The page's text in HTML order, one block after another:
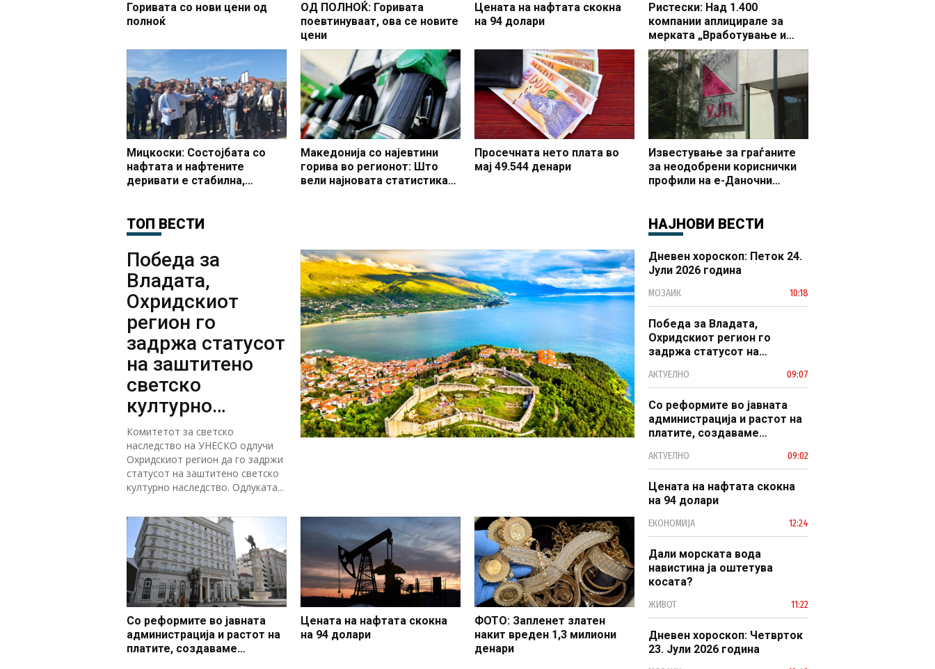
Горивата со нови цени од
полноќ
ОД ПОЛНОЌ: Горивата
поевтинуваат, ова се новите
цени
Мицкоски: Состојбата со
нафтата и нафтените
деривати е стабилна,
Македонија со најевтини
горива во регионот: Што
вели најновата статистика
Цената на нафтата скокна
на 94 долари
Просечната нето плата во
мај 49.544 денари
Ристески: Над 1.400
компании аплицирале за
мерката „Вработување и
раст“, во Делчево 44 фирми
бараат поддршка за 65 нови
вработувања
Известување за граѓаните
за неодобрени кориснички
профили на е-Даночни
ТОП ВЕСТИ
Победа за
Владата,
Охридскиот
регион го
задржа статусот
на заштитено
светско
културно
наследство
Комитетот за светско
наследство на УНЕСКО одлучи
Охридскиот регион да го задржи
статусот на заштитено светско
културно наследство. Одлуката...
Со реформите во јавната
администрација и растот на
платите, создаваме
Цената на нафтата скокна
на 94 долари
ФОТО: Запленет златен
накит вреден 1,3 милиони
денари
НАЈНОВИ ВЕСТИ
Дневен хороскоп: Петок 24.
Јули 2026 година
МОЗАИК 10:18
Победа за Владата,
Охридскиот регион го
задржа статусот на
наследство
АКТУЕЛНО 09:07
Со реформите во јавната
администрација и растот на
платите, создаваме
модерен јавен сектор
АКТУЕЛНО 09:02
Цената на нафтата скокна
на 94 долари
ЕКОНОМИЈА 12:24
Дали морската вода
навистина ја оштетува
косата?
ЖИВОТ 11:22
Дневен хороскоп: Четврток
23. Јули 2026 година